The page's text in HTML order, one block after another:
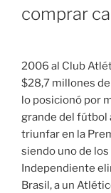
comprar
2006 al Club
$28,7 millones
lo posicionó por
grande del fútbol
triunfar en la
siendo uno de
Independiente
Brasil, a un